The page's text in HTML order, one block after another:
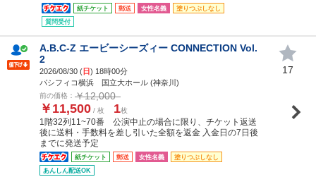
紙チケット 郵送 女性名義
塗りつぶしなし
質問受付
A.B.C-Z エービーシーズィー CONNECTION Vol.
2
2026/08/30 (日) 18時00分
パシフィコ横浜 国立大ホール (神奈川)
前の価格： ￥12,000
￥11,500 / 枚 1枚
1階32列11~70番 公演中止の場合に限り、チケット返送
後に送料・手数料を差し引いた全額を返金 入金日の7日後
までに発送予定
紙チケット 郵送 女性名義
塗りつぶしなし
あんしん配送OK
17